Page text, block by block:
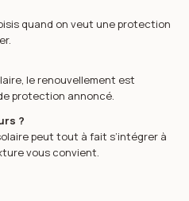
quand on veut une protection
le renouvellement est
protection annoncé.
?
peut tout à fait s’intégrer à
vous convient.